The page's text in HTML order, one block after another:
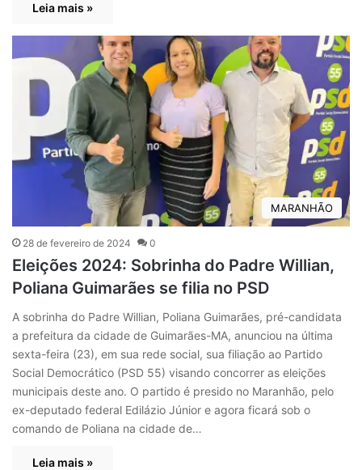
Leia mais »
MARANHÃO
28 de fevereiro de 2024 0
Eleições 2024: Sobrinha do Padre Willian,
Poliana Guimarães se filia no PSD
A sobrinha do Padre Willian, Poliana Guimarães, pré-candidata
a prefeitura da cidade de Guimarães-MA, anunciou na última
sexta-feira (23), em sua rede social, sua filiação ao Partido
Social Democrático (PSD 55) visando concorrer as eleições
municipais deste ano. O partido é presido no Maranhão, pelo
ex-deputado federal Edilázio Júnior e agora ficará sob o
comando de Poliana na cidade de…
Leia mais »